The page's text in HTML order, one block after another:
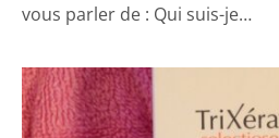
vous parler de : Qui suis-je…